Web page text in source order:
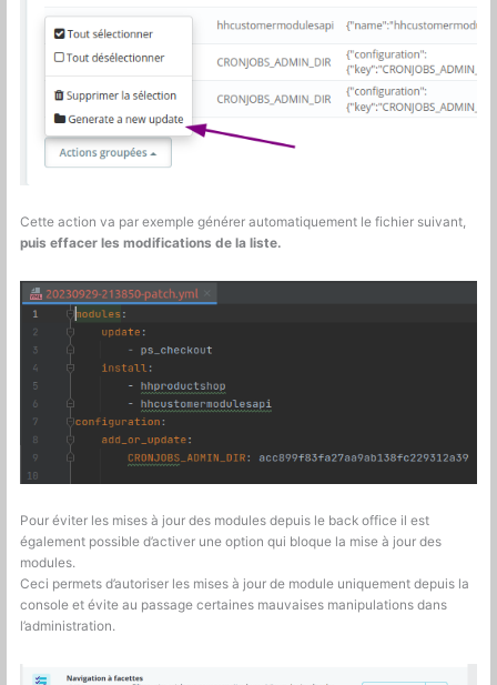
Cette action va par exemple générer automatiquement le fichier suivant,
puis effacer les modifications de la liste.
Pour éviter les mises à jour des modules depuis le back office il est
également possible d’activer une option qui bloque la mise à jour des
modules.
Ceci permets d’autoriser les mises à jour de module uniquement depuis la
console et évite au passage certaines mauvaises manipulations dans
l’administration.